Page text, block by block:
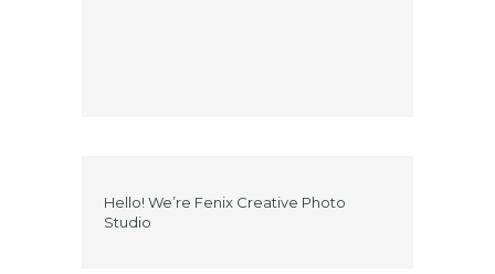
Hello! We’re Fenix Creative Photo
Studio